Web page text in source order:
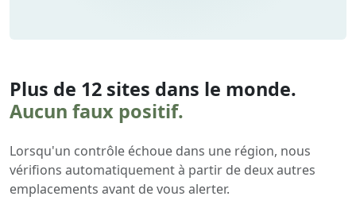
Plus de 12 sites dans le monde.
Aucun faux positif.
Lorsqu'un contrôle échoue dans une région, nous
vérifions automatiquement à partir de deux autres
emplacements avant de vous alerter.